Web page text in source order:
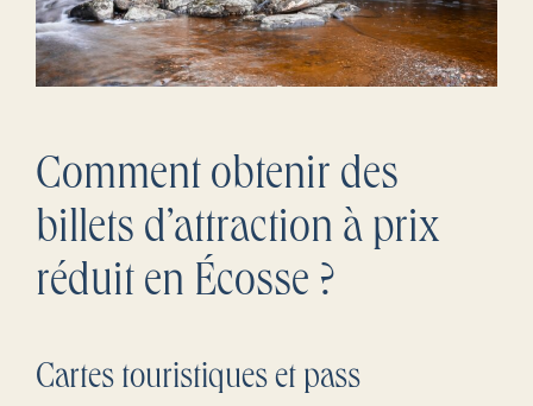
Comment obtenir des
billets d’attraction à prix
réduit en Écosse ?
Cartes touristiques et pass